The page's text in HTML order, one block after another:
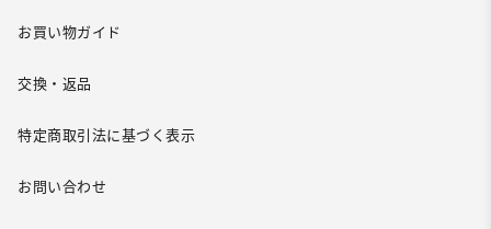
お買い物ガイド
交換・返品
特定商取引法に基づく表示
お問い合わせ